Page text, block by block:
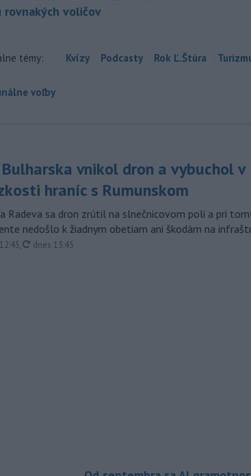
rovnakých voličov
témy: Kvízy Podcasty Rok Ľ.Štúra
voľby
vnikol dron a vybuchol v
hraníc s Rumunskom
Radeva sa dron zrútil na slnečnicovom poli a pri
nedošlo k žiadnym obetiam ani škodám na
, aktualizované
dnes 13:45